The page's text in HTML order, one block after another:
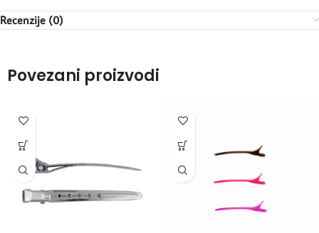
Recenzije (0)
Povezani proizvodi